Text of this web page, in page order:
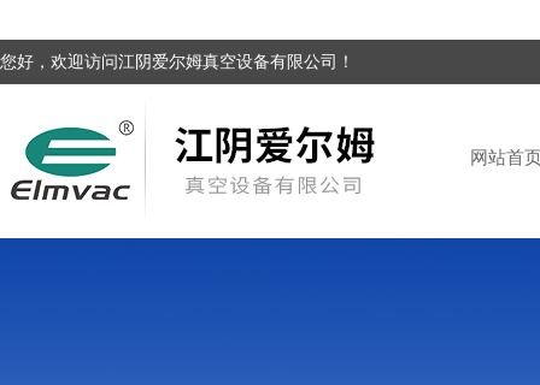
您好，欢迎访问江阴爱尔姆真空设备有限公司！
网站首